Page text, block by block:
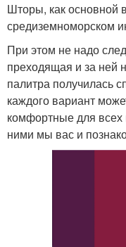
Шторы, как основной
средиземноморском
При этом не надо
преходящая и за ней
палитра получилась
каждого вариант
комфортные для
ними мы вас и